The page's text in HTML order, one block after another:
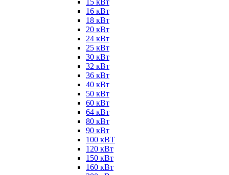
15 кВт
16 кВт
18 кВт
20 кВт
24 кВт
25 кВт
30 кВт
32 кВт
36 кВт
40 кВт
50 кВт
60 кВт
64 кВт
80 кВт
90 кВт
100 кВТ
120 кВт
150 кВт
160 кВт